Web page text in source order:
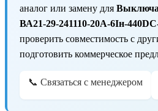
аналог или замену для
ВА21-29-241110-20А-6Iн-
проверить совместимость с
подготовить коммерческое
📞 Связаться с менеджером